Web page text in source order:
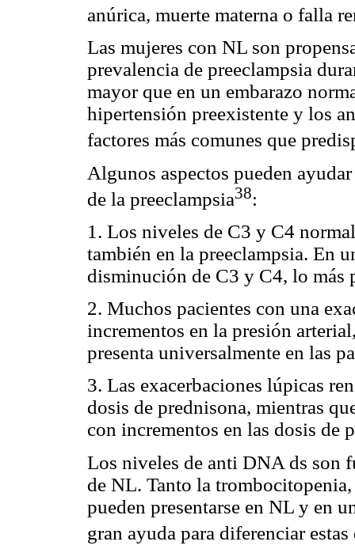
anúrica, muerte materna o falla
Las mujeres con NL son
prevalencia de preeclampsia
mayor que en un embarazo
hipertensión preexistente y los
factores más comunes que
Algunos aspectos pueden
de la preeclampsia38:
1. Los niveles de C3 y C4
también en la preeclampsia. En
disminución de C3 y C4, lo más
2. Muchos pacientes con una
incrementos en la presión
presenta universalmente en las
3. Las exacerbaciones lúpicas
dosis de prednisona, mientras
con incrementos en las dosis de
Los niveles de anti DNA ds son
de NL. Tanto la
pueden presentarse en NL y en
gran ayuda para diferenciar